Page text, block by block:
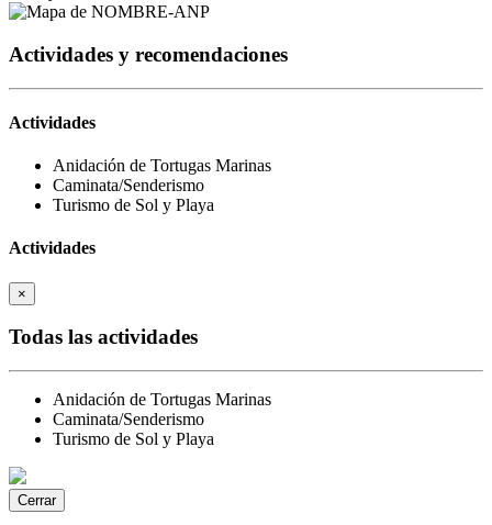
Actividades y recomendaciones
Actividades
Anidación de Tortugas Marinas
Caminata/Senderismo
Turismo de Sol y Playa
Actividades
×
Todas las actividades
Anidación de Tortugas Marinas
Caminata/Senderismo
Turismo de Sol y Playa
Cerrar